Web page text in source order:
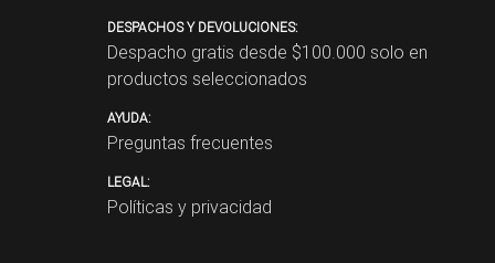
DESPACHOS Y DEVOLUCIONES:
Despacho gratis desde $100.000 solo en
productos seleccionados
AYUDA:
Preguntas frecuentes
LEGAL:
Políticas y privacidad